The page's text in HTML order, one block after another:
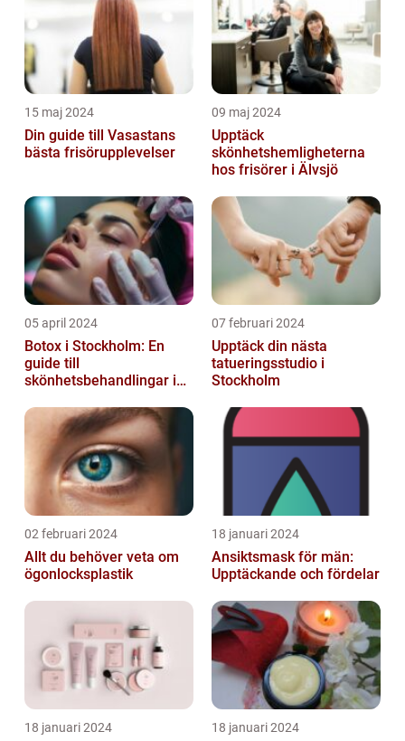
15 maj 2024
Din guide till Vasastans
bästa frisörupplevelser
09 maj 2024
Upptäck
skönhetshemligheterna
hos frisörer i Älvsjö
05 april 2024
Botox i Stockholm: En
guide till
skönhetsbehandlingar i
07 februari 2024
Upptäck din nästa
tatueringsstudio i
Stockholm
02 februari 2024
Allt du behöver veta om
ögonlocksplastik
18 januari 2024
Ansiktsmask för män:
Upptäckande och fördelar
18 januari 2024 18 januari 2024